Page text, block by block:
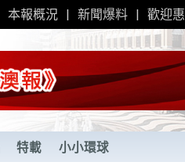
本報概況 新聞爆料 歡迎
特載 小小環球